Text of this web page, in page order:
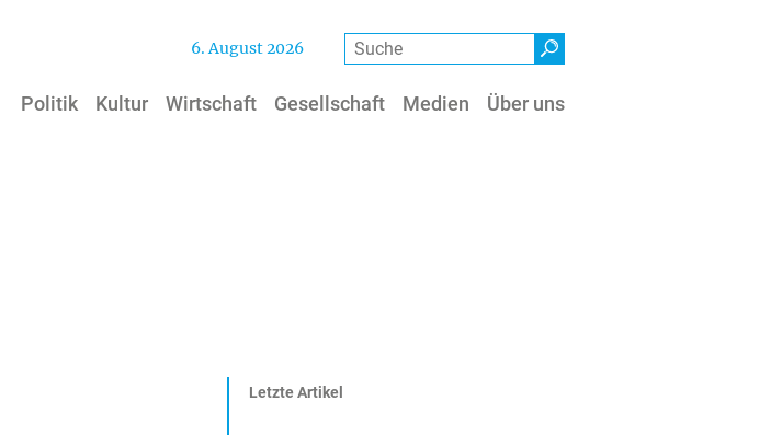
6. August 2026 Suche
Politik Kultur Wirtschaft Gesellschaft Medien Über uns
Letzte Artikel